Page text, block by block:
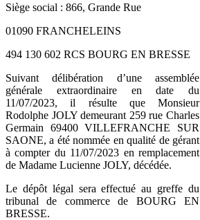
Siège social : 866, Grande Rue
01090 FRANCHELEINS
494 130 602 RCS BOURG EN BRESSE
Suivant délibération d’une assemblée
générale extraordinaire en date du
11/07/2023, il résulte que Monsieur
Rodolphe JOLY demeurant 259 rue Charles
Germain 69400 VILLEFRANCHE SUR
SAONE, a été nommée en qualité de gérant
à compter du 11/07/2023 en remplacement
de Madame Lucienne JOLY, décédée.
Le dépôt légal sera effectué au greffe du
tribunal de commerce de BOURG EN
BRESSE.